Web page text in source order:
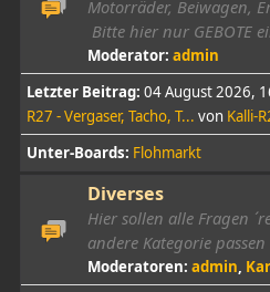
Motorräder, Beiwagen,
Bitte hier nur GEBOTE
Moderator: admin
Letzter Beitrag: 04 August 2026,
R27 - Vergaser, Tacho, T... von Kalli-
Unter-Boards Flohmarkt
Diverses
Hier sollen alle Fragen
andere Kategorie
Moderatoren: admin,